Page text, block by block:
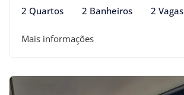
2 Quartos 2 Banheiros 2 Vagas
Mais informações